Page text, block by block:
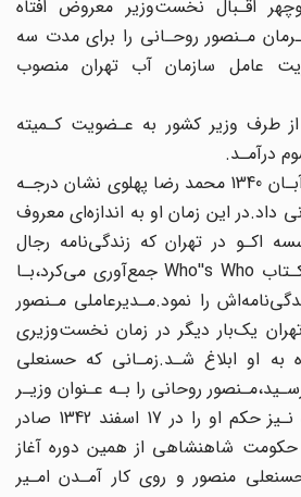
اقـبال‌ نخست‌وزیر معروض افتاه
مـنصور روحـانی را برای مدت‌ سه‌
عامل سازمان آب تهران‌ منصوب‌
1339‌ ش از طرف وزیر کشور به عـضویت کـمیته
درآمـد.
یک سال بعد در چـهارم آبـان 1340 محمد رضا پهلوی نشان درجـه
این زمان او به اندازه‌ای معروف
اکـو در تهران که زندگی‌نامه‌ رجال
ایـران را بـرای درج در کـتاب Who''s Who جمع‌آوری می‌کرد،بـا
را نمود.مـدیرعاملی مـنصور
یک‌بار دیگر در زمان‌ نخست‌وزیری
او ابلاغ‌ شـد‌.زمـانی که حسنعلی
روحانی را بـه عـنوان وزیـر
آب و برق برگزید و شاه نـیز حکم او را در 17‌ اسفند‌ 1342 صادر
شاهنشاهی از همین دوره آغاز
منصور و روی کار آمـدن امـیر